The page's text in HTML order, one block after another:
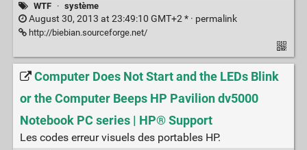
WTF · système
August 30, 2013 at 23:49:10 GMT+2 * · permalink
http://biebian.sourceforge.net/
Computer Does Not Start and the LEDs Blink
or the Computer Beeps HP Pavilion dv5000
Notebook PC series | HP® Support
Les codes erreur visuels des portables HP.